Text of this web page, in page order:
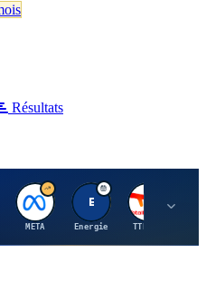
Résultats
M
META
E
Energie
T
TTE.PA